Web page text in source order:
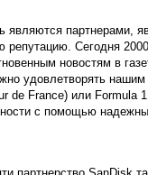
являются партнерами,
Сегодня
новостям в
удовлетворять
de France) или Formula
с помощью